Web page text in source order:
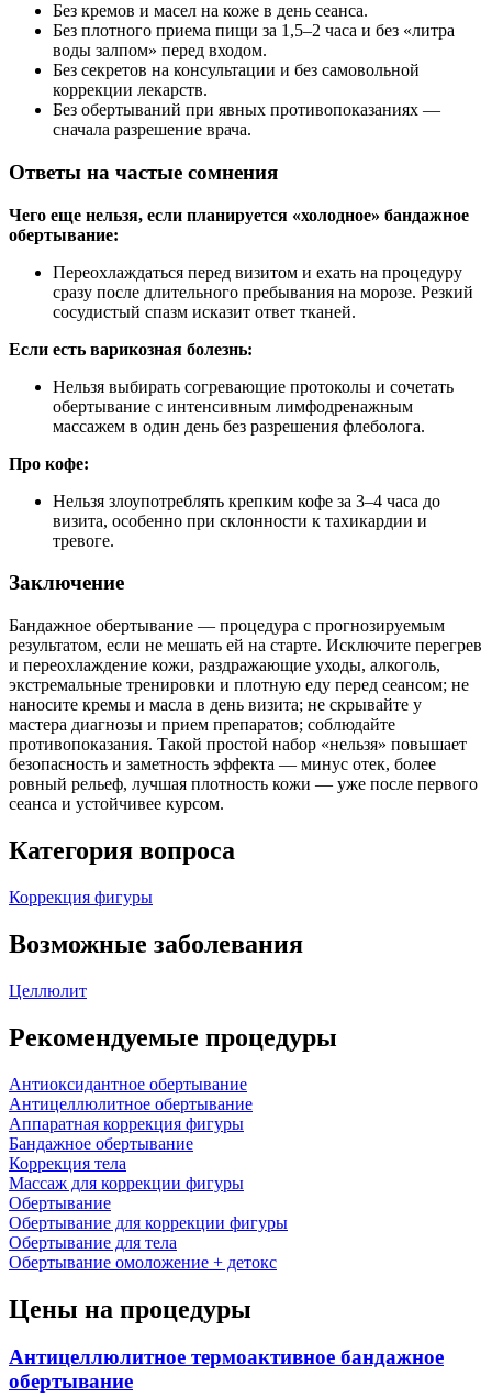
Без кремов и масел на коже в день сеанса.
Без плотного приема пищи за 1,5–2 часа и без «литра
воды залпом» перед входом.
Без секретов на консультации и без самовольной
коррекции лекарств.
Без обертываний при явных противопоказаниях —
сначала разрешение врача.
Ответы на частые сомнения
Чего еще нельзя, если планируется «холодное» бандажное
обертывание:
Переохлаждаться перед визитом и ехать на процедуру
сразу после длительного пребывания на морозе. Резкий
сосудистый спазм исказит ответ тканей.
Если есть варикозная болезнь:
Нельзя выбирать согревающие протоколы и сочетать
обертывание с интенсивным лимфодренажным
массажем в один день без разрешения флеболога.
Про кофе:
Нельзя злоупотреблять крепким кофе за 3–4 часа до
визита, особенно при склонности к тахикардии и
тревоге.
Заключение
Бандажное обертывание — процедура с прогнозируемым
результатом, если не мешать ей на старте. Исключите перегрев
и переохлаждение кожи, раздражающие уходы, алкоголь,
экстремальные тренировки и плотную еду перед сеансом; не
наносите кремы и масла в день визита; не скрывайте у
мастера диагнозы и прием препаратов; соблюдайте
противопоказания. Такой простой набор «нельзя» повышает
безопасность и заметность эффекта — минус отек, более
ровный рельеф, лучшая плотность кожи — уже после первого
сеанса и устойчивее курсом.
Категория вопроса
Коррекция фигуры
Возможные заболевания
Целлюлит
Рекомендуемые процедуры
Антиоксидантное обертывание
Антицеллюлитное обертывание
Аппаратная коррекция фигуры
Бандажное обертывание
Коррекция тела
Массаж для коррекции фигуры
Обертывание
Обертывание для коррекции фигуры
Обертывание для тела
Обертывание омоложение + детокс
Цены на процедуры
Антицеллюлитное термоактивное бандажное
обертывание